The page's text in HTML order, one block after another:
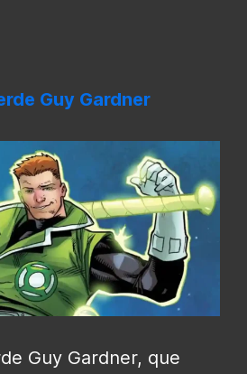
Guy Gardner
Guy Gardner, que